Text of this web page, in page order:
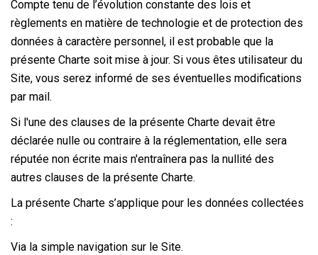
Compte tenu de l’évolution constante des lois et
règlements en matière de technologie et de protection des
données à caractère personnel, il est probable que la
présente Charte soit mise à jour. Si vous êtes utilisateur du
Site, vous serez informé de ses éventuelles modifications
par mail.
Si l'une des clauses de la présente Charte devait être
déclarée nulle ou contraire à la réglementation, elle sera
réputée non écrite mais n'entraînera pas la nullité des
autres clauses de la présente Charte.
La présente Charte s’applique pour les données collectées
:
Via la simple navigation sur le Site.